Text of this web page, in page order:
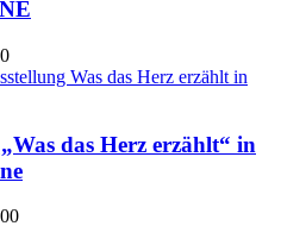
das Herz erzählt“ in